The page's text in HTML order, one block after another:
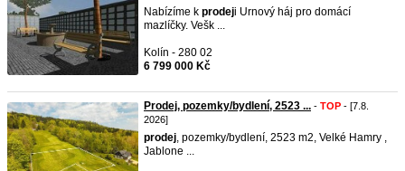
Nabízíme k prodeji Urnový háj pro domácí
mazlíčky. Vešk ...
Kolín - 280 02
6 799 000 Kč
Prodej, pozemky/bydlení, 2523 ... - TOP - [7.8.
2026]
prodej, pozemky/bydlení, 2523 m2, Velké Hamry ,
Jablone ...